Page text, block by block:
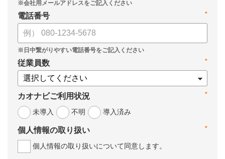
*
電話番号
*
従業員数
*
カオナビご利用状況
未導入
不明 導入済み
*
個人情報の取り扱い
個人情報の取り扱いについて同意します。